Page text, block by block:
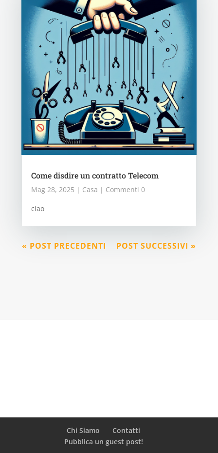
Come disdire un contratto Telecom
Mag 28, 2025 | Casa | Commenti 0
ciao
« POST PRECEDENTI POST SUCCESSIVI »
Chi Siamo
Contatti
Pubblica un guest post!